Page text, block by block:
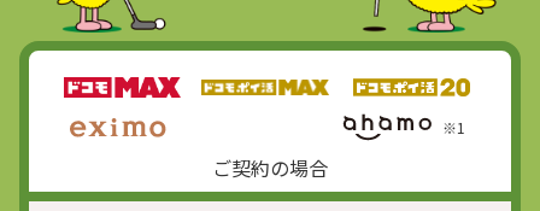
※1
ご契約の場合